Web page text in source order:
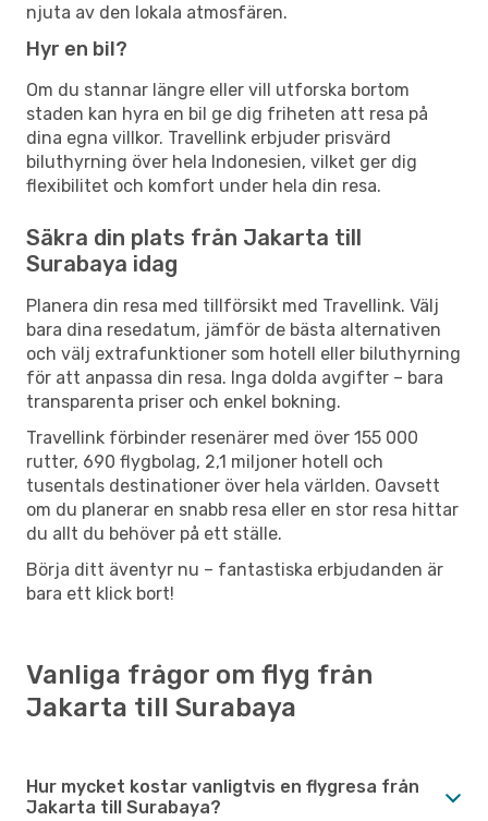
njuta av den lokala atmosfären.
Hyr en bil?
Om du stannar längre eller vill utforska bortom
staden kan hyra en bil ge dig friheten att resa på
dina egna villkor. Travellink erbjuder prisvärd
biluthyrning över hela Indonesien, vilket ger dig
flexibilitet och komfort under hela din resa.
Säkra din plats från Jakarta till
Surabaya idag
Planera din resa med tillförsikt med Travellink. Välj
bara dina resedatum, jämför de bästa alternativen
och välj extrafunktioner som hotell eller biluthyrning
för att anpassa din resa. Inga dolda avgifter – bara
transparenta priser och enkel bokning.
Travellink förbinder resenärer med över 155 000
rutter, 690 flygbolag, 2,1 miljoner hotell och
tusentals destinationer över hela världen. Oavsett
om du planerar en snabb resa eller en stor resa hittar
du allt du behöver på ett ställe.
Börja ditt äventyr nu – fantastiska erbjudanden är
bara ett klick bort!
Vanliga frågor om flyg från
Jakarta till Surabaya
Hur mycket kostar vanligtvis en flygresa från
Jakarta till Surabaya?